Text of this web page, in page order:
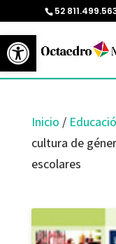
Abrir barra de
52
Inicio /
cultura de
escolares